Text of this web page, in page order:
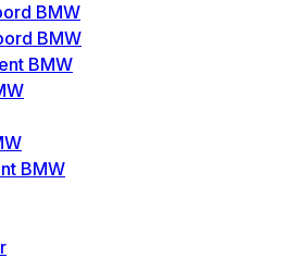
BMW
BMW
BMW
BMW